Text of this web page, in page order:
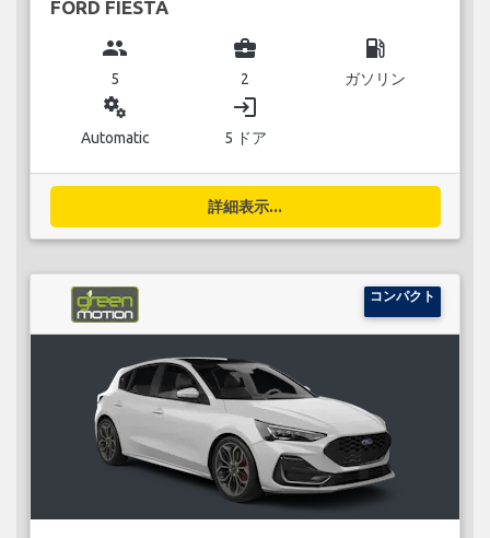
FORD FIESTA
group
5
business_center
2
local_gas_station
ガソリン
miscellaneous_services
Automatic
login
5 ドア
詳細表示...
コンパクト